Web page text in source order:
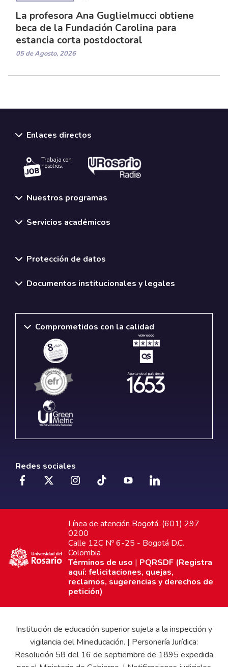
La profesora Ana Guglielmucci obtiene
beca de la Fundación Carolina para
estancia corta postdoctoral
05 de Agosto, 2026
Enlaces directos
Trabaja con
nosotros.
Nuestros programas
Servicios académicos
Protección de datos
Documentos institucionales y legales
Comprometidos con la calidad
Redes sociales
Línea de atención Bogotá: (601) 297
0200
Calle 12C Nº 6-25 - Bogotá D.C.
Colombia
Términos de uso | PQRSDF (Registra
aquí: felicitaciones, quejas,
reclamos, sugerencias y derechos de
petición)
Institución de educación superior sujeta a la inspección y
vigilancia del Mineducación. | Personería Jurídica:
Resolución 58 del 16 de septiembre de 1895 expedida